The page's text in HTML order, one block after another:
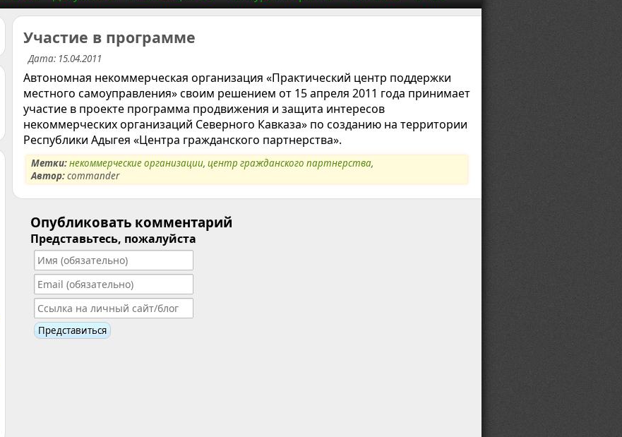
Участие в программе
Дата: 15.04.2011
Автономная некоммерческая организация «Практический центр поддержки
местного самоуправления» своим решением от 15 апреля 2011 года принимает
участие в проекте программа продвижения и защита интересов
некоммерческих организаций Северного Кавказа» по созданию на территории
Республики Адыгея «Центра гражданского партнерства».
Метки:некоммерческие организации, центр гражданского партнерства,
Автор:commander
Опубликовать комментарий
Представьтесь, пожалуйста